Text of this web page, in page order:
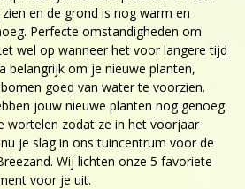
en de grond is nog warm en
Perfecte omstandigheden om
wel op wanneer het voor langere tijd
belangrijk om je nieuwe planten,
goed van water te voorzien.
jouw nieuwe planten nog genoeg
wortelen zodat ze in het voorjaar
je slag in ons tuincentrum voor de
Wij lichten onze 5 favoriete
voor je uit.